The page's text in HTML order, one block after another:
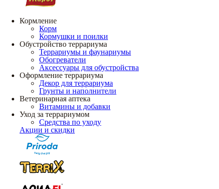
Кормление
Корм
Кормушки и поилки
Обустройство террариума
Террариумы и фаунариумы
Обогреватели
Аксессуары для обустройства
Оформление террариума
Декор для террариума
Грунты и наполнители
Ветеринарная аптека
Витамины и добавки
Уход за террариумом
Средства по уходу
Акции и скидки